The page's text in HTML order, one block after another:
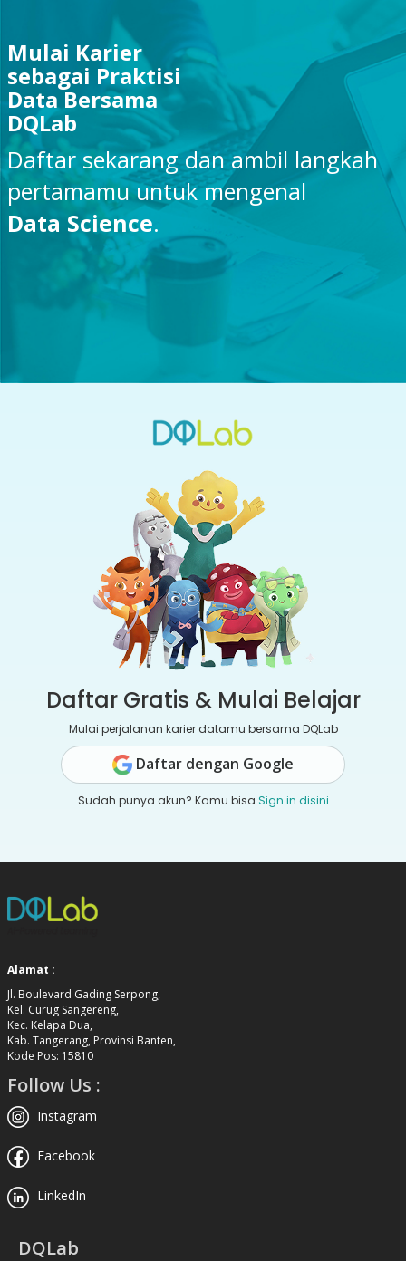
Mulai Karier
sebagai Praktisi
Data Bersama
DQLab
Daftar sekarang dan ambil langkah
pertamamu untuk mengenal
Data Science.
Daftar Gratis & Mulai Belajar
Mulai perjalanan karier datamu bersama DQLab
Daftar dengan Google
Sudah punya akun? Kamu bisa Sign in disini
Alamat :
Jl. Boulevard Gading Serpong,
Kel. Curug Sangereng,
Kec. Kelapa Dua,
Kab. Tangerang, Provinsi Banten,
Kode Pos: 15810
Follow Us :
Instagram
Facebook
LinkedIn
DQLab